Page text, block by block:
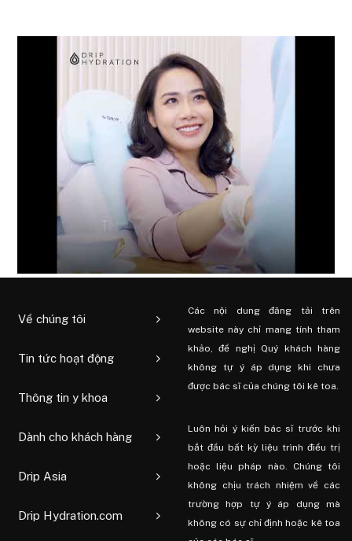
Về chúng tôi
Tin tức hoạt động
Thông tin y khoa
Dành cho khách hàng
Drip Asia
Drip Hydration.com
Các nội dung đăng tải trên
website này chỉ mang tính tham
khảo, đề nghị Quý khách hàng
không tự ý áp dụng khi chưa
được bác sĩ của chúng tôi kê toa.
Luôn hỏi ý kiến ​​bác sĩ trước khi
bắt đầu bất kỳ liệu trình điều trị
hoặc liệu pháp nào. Chúng tôi
không chịu trách nhiệm về các
trường hợp tự ý áp dụng mà
không có sự chỉ định hoặc kê toa